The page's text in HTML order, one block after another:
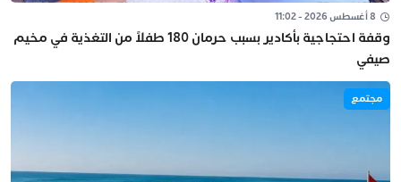
8 أغسطس 2026 - 11:02
وقفة احتجاجية بأكادير بسبب حرمان 180 طفلاً من التغذية في مخيم
صيفي
مجتمع